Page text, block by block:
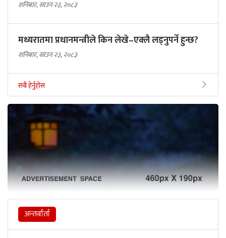
शनिबार, साउन २३, २०८३
मध्यरातमा प्रधानमन्त्रीले किन लेखे–एक्लै लड्नुपर्ने हुन्छ?
शनिबार, साउन २३, २०८३
सबै हेर्नुहोस
अन्तर्वार्ता